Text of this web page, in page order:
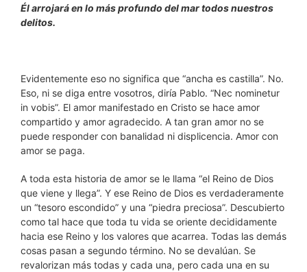
Él arrojará en lo más profundo del mar todos nuestros
delitos.
Evidentemente eso no significa que “ancha es castilla”. No.
Eso, ni se diga entre vosotros, diría Pablo. “Nec nominetur
in vobis”. El amor manifestado en Cristo se hace amor
compartido y amor agradecido. A tan gran amor no se
puede responder con banalidad ni displicencia. Amor con
amor se paga.
A toda esta historia de amor se le llama “el Reino de Dios
que viene y llega”. Y ese Reino de Dios es verdaderamente
un “tesoro escondido” y una “piedra preciosa”. Descubierto
como tal hace que toda tu vida se oriente decididamente
hacia ese Reino y los valores que acarrea. Todas las demás
cosas pasan a segundo término. No se devalúan. Se
revalorizan más todas y cada una, pero cada una en su